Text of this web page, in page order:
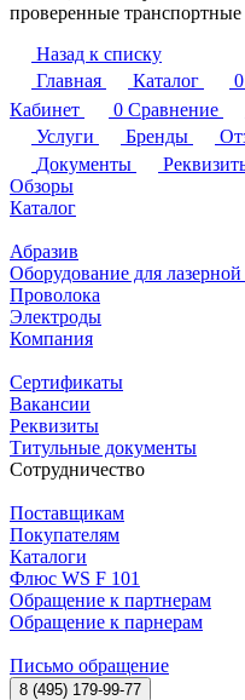
проверенные
Назад к списку
Главная
Каталог 0
Кабинет
0 Сравнение
Услуги
Бренды
Документы
Обзоры
Каталог
Абразив
Оборудование для лазерной
Проволока
Электроды
Компания
Сертификаты
Вакансии
Реквизиты
Титульные документы
Сотрудничество
Поставщикам
Покупателям
Каталоги
Флюс WS F 101
Обращение к партнерам
Обращение к парнерам
Письмо обращение
8 (495) 179-99-77